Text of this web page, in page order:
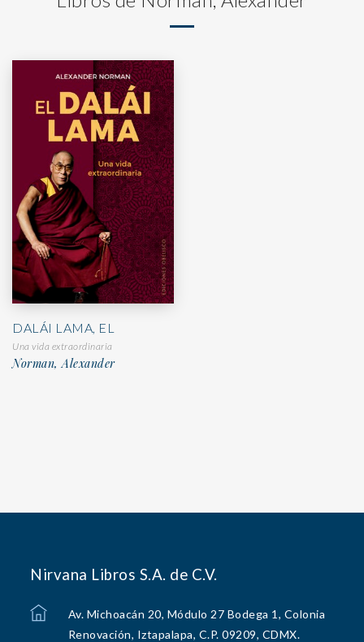
DALÁI LAMA, EL
Una vida extraordinaria
Norman, Alexander
Nirvana Libros S.A. de C.V.
Av. Michoacán 20, Módulo 27 Bodega 1, Colonia
Renovación, Iztapalapa, C.P. 09209, CDMX.